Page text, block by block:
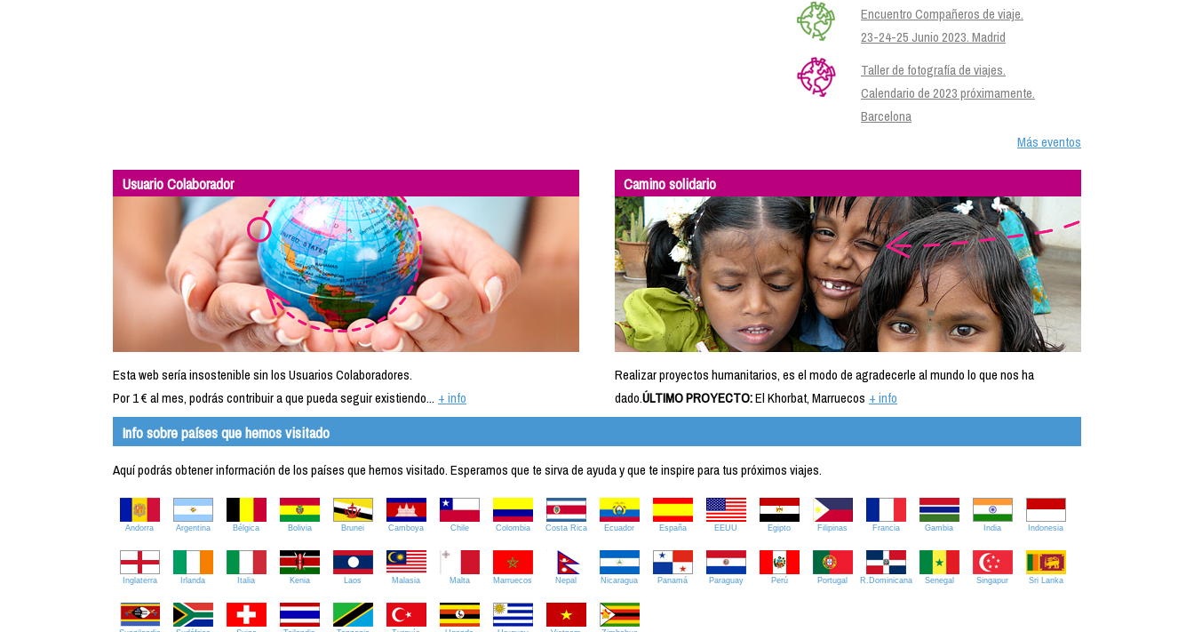
Encuentro Compañeros de viaje.
23-24-25 Junio 2023. Madrid
Taller de fotografía de viajes.
Calendario de 2023 próximamente.
Barcelona
Más eventos
Usuario Colaborador
Esta web sería insostenible sin los Usuarios Colaboradores.
Por 1 € al mes, podrás contribuir a que pueda seguir existiendo... + info
Camino solidario
Realizar proyectos humanitarios, es el modo de agradecerle al mundo lo que nos ha
dado.ÚLTIMO PROYECTO:El Khorbat, Marruecos + info
Info sobre países que hemos visitado
Aquí podrás obtener información de los países que hemos visitado. Esperamos que te sirva de ayuda y que te inspire para tus próximos viajes.
Andorra Argentina Bélgica Bolivia Brunei Camboya Chile Colombia Costa Rica Ecuador España EEUU Egipto Filipinas Francia Gambia India Indonesia
Inglaterra Irlanda Italia Kenia Laos Malasia Malta Marruecos Nepal Nicaragua Panamá Paraguay Perú Portugal R.Dominicana Senegal Singapur Sri Lanka